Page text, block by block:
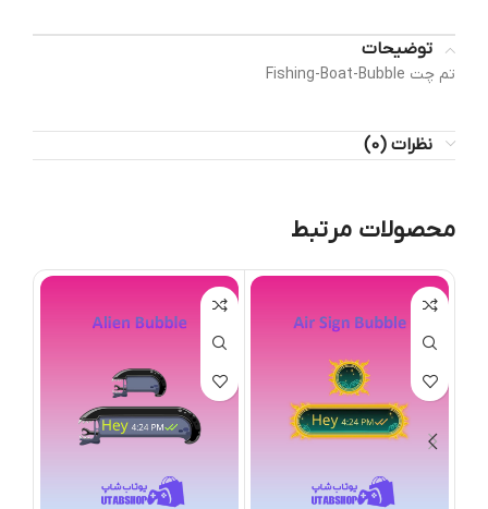
توضیحات
تم چت Fishing-Boat-Bubble
نظرات (0)
محصولات مرتبط